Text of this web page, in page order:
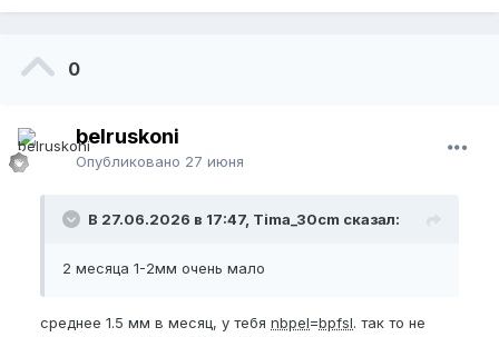
0
belruskoni
Опубликовано 27 июня
В 27.06.2026 в 17:47, Tima_30cm сказал:
2 месяца 1-2мм очень мало
среднее 1.5 мм в месяц, у тебя nbpel=bpfsl. так то не